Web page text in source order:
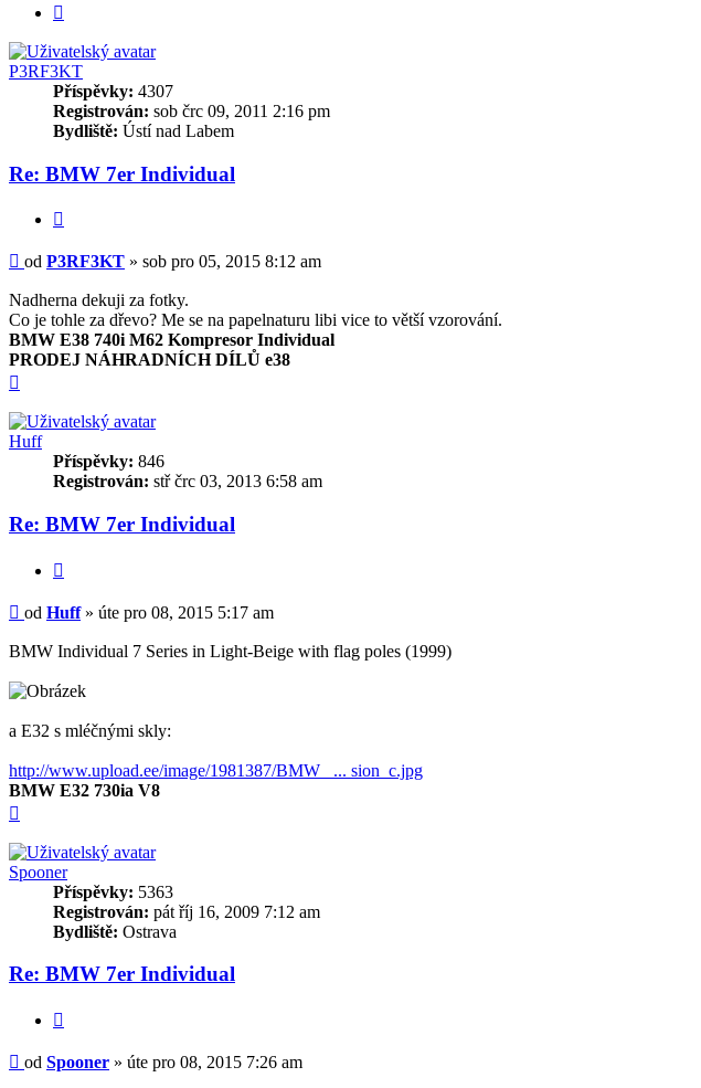
P3RF3KT
Příspěvky: 4307
Registrován: sob črc 09, 2011 2:16 pm
Bydliště: Ústí nad Labem
Re: BMW 7er Individual
Příspěvek
od P3RF3KT » sob pro 05, 2015 8:12 am
Nadherna dekuji za fotky.
Co je tohle za dřevo? Me se na papelnaturu libi vice to větší vzorování.
BMW E38 740i M62 Kompresor Individual
PRODEJ NÁHRADNÍCH DÍLŮ e38
Huff
Příspěvky: 846
Registrován: stř črc 03, 2013 6:58 am
Re: BMW 7er Individual
Příspěvek
od Huff» úte pro 08, 2015 5:17 am
BMW Individual 7 Series in Light-Beige with flag poles (1999)
a E32 s mléčnými skly:
http://www.upload.ee/image/1981387/BMW_ ... sion_c.jpg
BMW E32 730ia V8
Spooner
Příspěvky: 5363
Registrován: pát říj 16, 2009 7:12 am
Bydliště: Ostrava
Re: BMW 7er Individual
Příspěvek
od Spooner » úte pro 08, 2015 7:26 am